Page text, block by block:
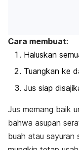
Cara membuat:
Haluskan
Tuangkan ke
Jus siap
Jus memang baik
bahwa asupan
buah atau sayuran